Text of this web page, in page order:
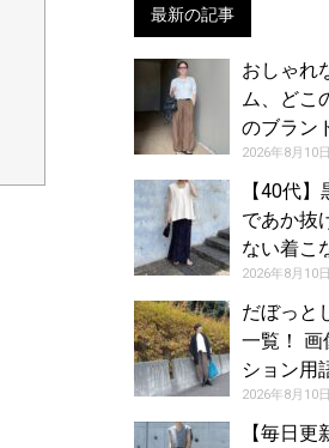
最新の記事
おしゃれ
ム、どこ
のブラン
（2026年
2026年8月10日
【40代
であか抜
ない着こ
2026年8月10日
だぼっと
一覧！ 画
ション用
2026年8月10日
【毎日